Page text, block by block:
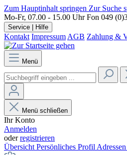
Zum Hauptinhalt springen Zur Suche
Mo-Fr, 07.00 - 15.00 Uhr Fon 049
Service | Hilfe
Kontakt Impressum AGB Zahlung &
Menü
Menü schließen
Ihr Konto
Anmelden
oderregistrieren
Übersicht Persönliches Profil Adressen